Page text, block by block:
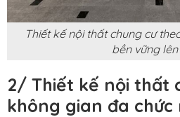
Thiết kế nội thất chung cư
bền vững
2/ Thiết kế nội thất
không gian đa chức